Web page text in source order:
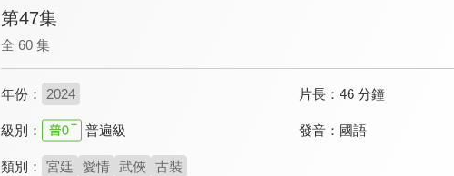
第47集
全 60 集
年份： 2024 片長： 46 分鐘
級別： 普遍級 發音： 國語
類別： 宮廷 愛情 武俠 古裝